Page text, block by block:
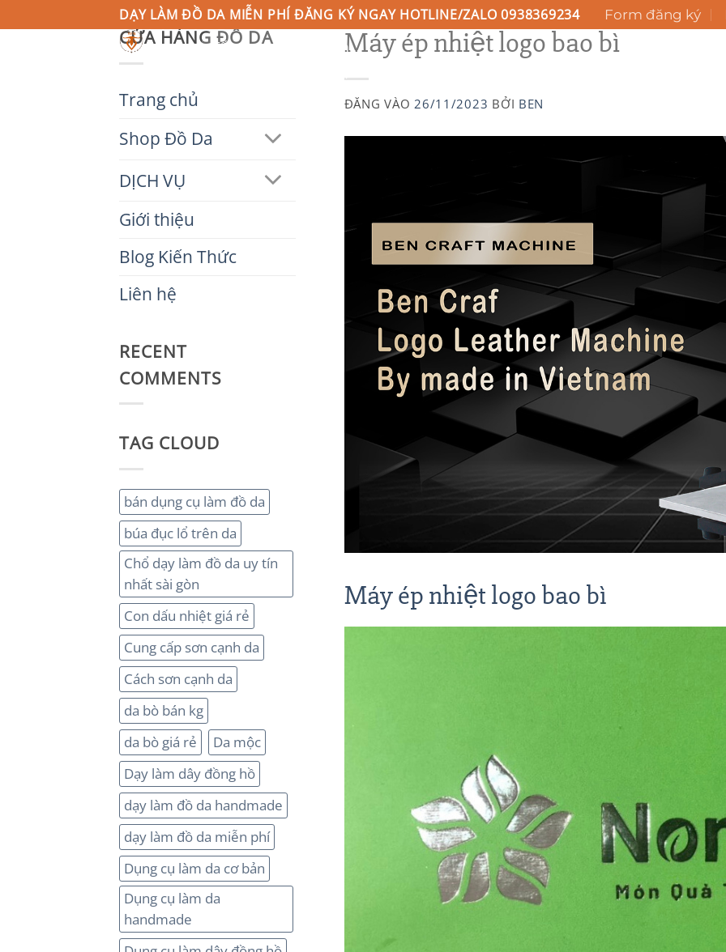
DẠY LÀM ĐỒ DA MIỄN PHÍ ĐĂNG KÝ NGAY HOTLINE/ZALO 0938369234 Form đăng ký
CỬA HÀNG ĐỒ DA
Trang chủ
Shop Đồ Da
DỊCH VỤ
Giới thiệu
Blog Kiến Thức
Liên hệ
RECENT
COMMENTS
TAG CLOUD
bán dụng cụ làm đồ da
búa đục lổ trên da
Chổ dạy làm đồ da uy tín
nhất sài gòn
Con dấu nhiệt giá rẻ
Cung cấp sơn cạnh da
Cách sơn cạnh da
da bò bán kg
da bò giá rẻ
Da mộc
Dạy làm dây đồng hồ
dạy làm đồ da handmade
dạy làm đồ da miễn phí
Dụng cụ làm da cơ bản
Dụng cụ làm da
handmade
Máy ép nhiệt logo bao bì
ĐĂNG VÀO 26/11/2023 BỞI BEN
Máy ép nhiệt logo bao bì